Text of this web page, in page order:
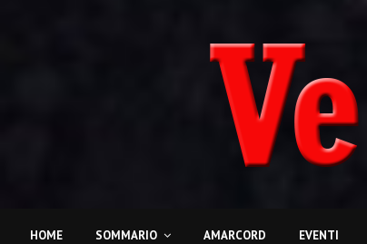
HOME SOMMARIO AMARCORD EVENTI